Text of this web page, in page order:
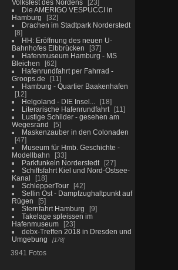
Volksfest des Nordens
23
Die AMERIGO VESPUCCI in
Hamburg
32
Drachen im Stadtpark Norderstedt
8
HH: Eröffnung des neuen U-
Bahnhofes Elbbrücken
37
Hafenmuseum Hamburg - MS
Bleichen
62
Hafenrundfahrt per Fahrrad -
Groops.de
11
Hamburg - Quartier Baakenhafen
12
Helgoland - DIE Insel...
18
Literarische Hafenrundfahrt
11
Lustige Schilder - gesehen am
Wegesrand
5
Maskenzauber in den Colonaden
47
Museum für Hmb. Geschichte -
Modellbahn
33
Parkfunkeln Norderstedt
27
Schiffsfahrt Kiel und Nord-Ostsee-
Kanal
18
SchlepperTour
42
Sellin Ost - Dampfzughaltpunkt auf
Rügen
5
Sternfahrt Hamburg
9
Takelage spleissen im
Hafenmuseum
23
debx-Treffen 2018 in Dresden und
Umgebung
178
3941 Fotos